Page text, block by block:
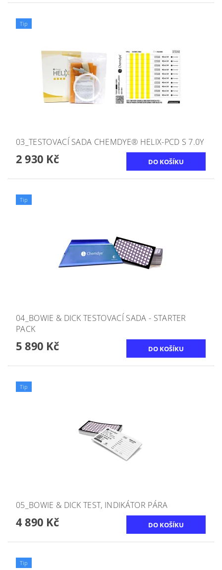
Tip
03_TESTOVACÍ SADA CHEMDYE® HELIX-PCD S 7.0Y
2 930 Kč
Tip
04_BOWIE & DICK TESTOVACÍ SADA - STARTER
PACK
5 890 Kč
Tip
05_BOWIE & DICK TEST, INDIKÁTOR PÁRA
4 890 Kč
Tip